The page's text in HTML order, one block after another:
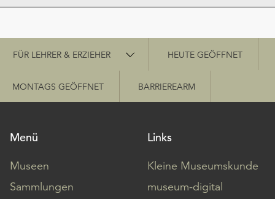
Schnellzugriff
FÜR LEHRER & ERZIEHER HEUTE GEÖFFNET
MONTAGS GEÖFFNET BARRIEREARM
Menü
Museen
Sammlungen
Links
Kleine Museumskunde
museum-digital